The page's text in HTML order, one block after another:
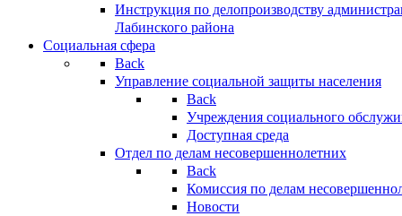
Инструкция по делопроизводству
Лабинского района
Социальная сфера
Back
Управление социальной защиты населения
Back
Учреждения социального
Доступная среда
Отдел по делам несовершеннолетних
Back
Комиссия по делам
Новости